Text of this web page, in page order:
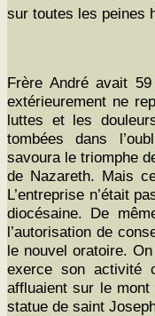
sur toutes les peines
Frère André avait
extérieure­ment ne
luttes et les
tombées dans
savoura le tri­om­phe
de Nazareth. Mais
L’entreprise n’était
diocé­saine. De
l’autorisation de
le nou­v­el ora­toire.
exerce son activ­ité
afflu­aient sur le
stat­ue de saint